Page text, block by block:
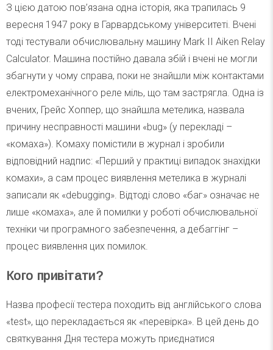
З цією датою пов’язана одна історія, яка трапилась 9
вересня 1947 року в Гарвардському університеті. Вчені
тоді тестували обчислювальну машину Mark II Aiken Relay
Calculator. Машина постійно давала збій і вчені не могли
збагнути у чому справа, поки не знайшли між контактами
електромеханічного реле міль, що там застрягла. Одна із
вчених, Грейс Хоппер, що знайшла метелика, назвала
причину несправності машини «bug» (у перекладі –
«комаха»). Комаху помістили в журнал і зробили
відповідний надпис: «Перший у практиці випадок знахідки
комахи», а сам процес виявлення метелика в журналі
записали як «debugging». Відтоді слово «баг» означає не
лише «комаха», але й помилки у роботі обчислювальної
техніки чи програмного забезпечення, а дебаггінг –
процес виявлення цих помилок.
Кого привітати?
Назва професії тестера походить від англійського слова
«test», що перекладається як «перевірка». В цей день до
святкування Дня тестера можуть приєднатися